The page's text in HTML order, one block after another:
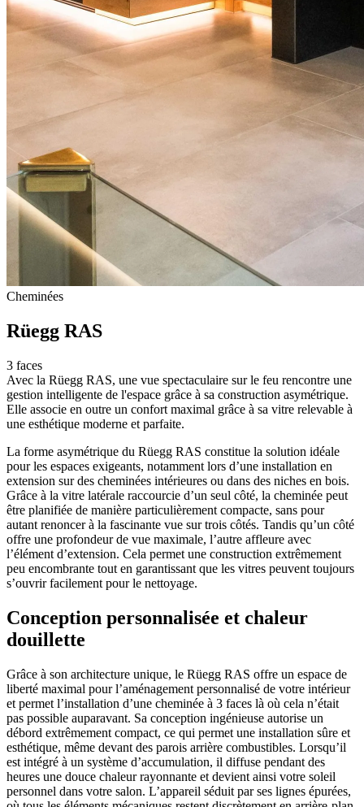
Cheminées
Rüegg RAS
3 faces
Avec la Rüegg RAS, une vue spectaculaire sur le feu rencontre une
gestion intelligente de l'espace grâce à sa construction asymétrique.
Elle associe en outre un confort maximal grâce à sa vitre relevable à
une esthétique moderne et parfaite.
La forme asymétrique du Rüegg RAS constitue la solution idéale
pour les espaces exigeants, notamment lors d’une installation en
extension sur des cheminées intérieures ou dans des niches en bois.
Grâce à la vitre latérale raccourcie d’un seul côté, la cheminée peut
être planifiée de manière particulièrement compacte, sans pour
autant renoncer à la fascinante vue sur trois côtés. Tandis qu’un côté
offre une profondeur de vue maximale, l’autre affleure avec
l’élément d’extension. Cela permet une construction extrêmement
peu encombrante tout en garantissant que les vitres peuvent toujours
s’ouvrir facilement pour le nettoyage.
Conception personnalisée et chaleur
douillette
Grâce à son architecture unique, le Rüegg RAS offre un espace de
liberté maximal pour l’aménagement personnalisé de votre intérieur
et permet l’installation d’une cheminée à 3 faces là où cela n’était
pas possible auparavant. Sa conception ingénieuse autorise un
débord extrêmement compact, ce qui permet une installation sûre et
esthétique, même devant des parois arrière combustibles. Lorsqu’il
est intégré à un système d’accumulation, il diffuse pendant des
heures une douce chaleur rayonnante et devient ainsi votre soleil
personnel dans votre salon. L’appareil séduit par ses lignes épurées,